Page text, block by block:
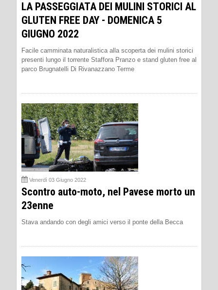
LA PASSEGGIATA DEI MULINI STORICI AL
GLUTEN FREE DAY - DOMENICA 5
GIUGNO 2022
Facile camminata naturalistica alla scoperta dei mulini storici
presenti lungo il torrente Staffora Pranzo e stand gluten free al
parco Brugnatelli Di Rivanazzano Terme
Venerdì 03 Giugno 2022
Scontro auto-moto, nel Pavese morto un
23enne
Stava andando con degli amici verso il ponte della Becca